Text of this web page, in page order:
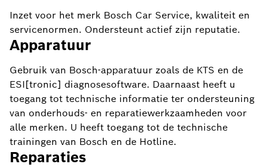
Inzet voor het merk Bosch Car Service, kwaliteit en
servicenormen. Ondersteunt actief zijn reputatie.
Apparatuur
Gebruik van Bosch-apparatuur zoals de KTS en de
ESI[tronic] diagnosesoftware. Daarnaast heeft u
toegang tot technische informatie ter ondersteuning
van onderhouds- en reparatiewerkzaamheden voor
alle merken. U heeft toegang tot de technische
trainingen van Bosch en de Hotline.
Reparaties